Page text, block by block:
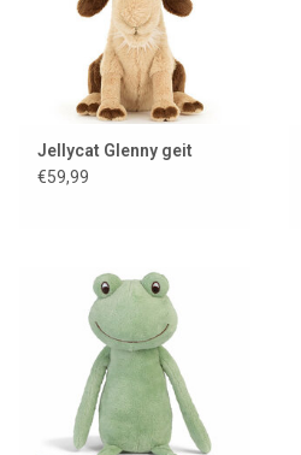
Jellycat Glenny geit
€59,99